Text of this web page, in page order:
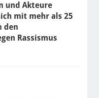
und Akteure
mit mehr als 25
den
Rassismus